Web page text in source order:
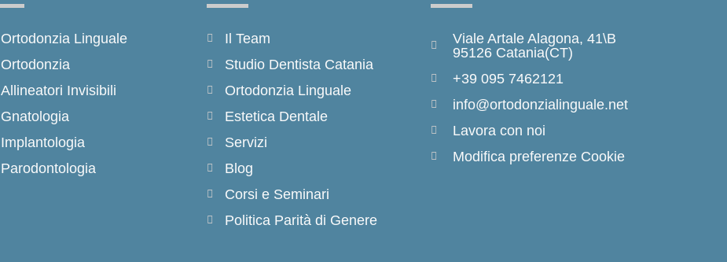
Ortodonzia Linguale
Ortodonzia
Allineatori Invisibili
Gnatologia
Implantologia
Parodontologia
Il Team
Studio Dentista Catania
Ortodonzia Linguale
Estetica Dentale
Servizi
Blog
Corsi e Seminari
Politica Parità di Genere
Viale Artale Alagona, 41\B
95126 Catania(CT)
+39 095 7462121
info@ortodonzialinguale.net
Lavora con noi
Modifica preferenze Cookie